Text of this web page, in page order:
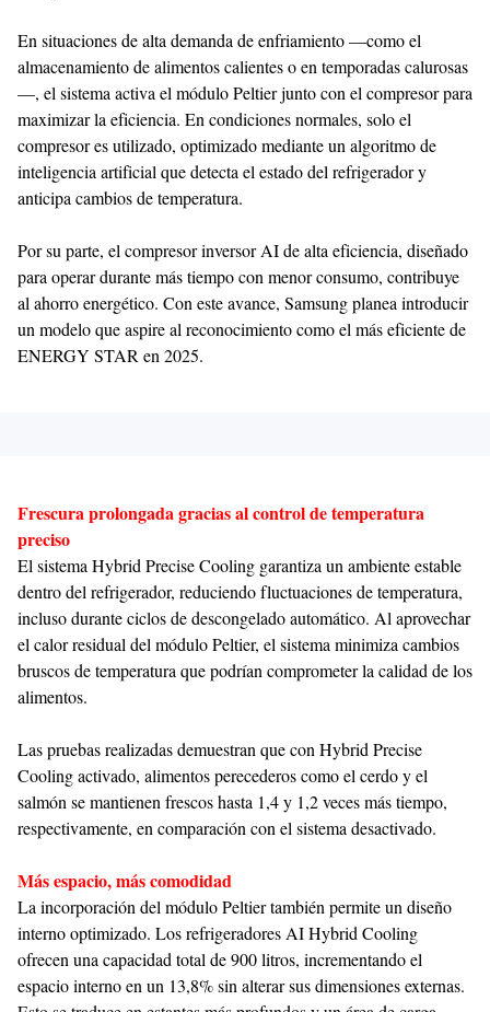
En situaciones de alta demanda de enfriamiento —como el
almacenamiento de alimentos calientes o en temporadas calurosas
—, el sistema activa el módulo Peltier junto con el compresor para
maximizar la eficiencia. En condiciones normales, solo el
compresor es utilizado, optimizado mediante un algoritmo de
inteligencia artificial que detecta el estado del refrigerador y
anticipa cambios de temperatura.
Por su parte, el compresor inversor AI de alta eficiencia, diseñado
para operar durante más tiempo con menor consumo, contribuye
al ahorro energético. Con este avance, Samsung planea introducir
un modelo que aspire al reconocimiento como el más eficiente de
ENERGY STAR en 2025.
Frescura prolongada gracias al control de temperatura
preciso
El sistema Hybrid Precise Cooling garantiza un ambiente estable
dentro del refrigerador, reduciendo fluctuaciones de temperatura,
incluso durante ciclos de descongelado automático. Al aprovechar
el calor residual del módulo Peltier, el sistema minimiza cambios
bruscos de temperatura que podrían comprometer la calidad de los
alimentos.
Las pruebas realizadas demuestran que con Hybrid Precise
Cooling activado, alimentos perecederos como el cerdo y el
salmón se mantienen frescos hasta 1,4 y 1,2 veces más tiempo,
respectivamente, en comparación con el sistema desactivado.
Más espacio, más comodidad
La incorporación del módulo Peltier también permite un diseño
interno optimizado. Los refrigeradores AI Hybrid Cooling
ofrecen una capacidad total de 900 litros, incrementando el
espacio interno en un 13,8% sin alterar sus dimensiones externas.